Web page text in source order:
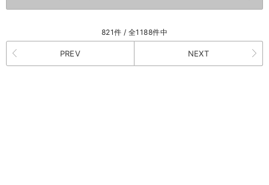
821件 / 全1188件中
PREV NEXT